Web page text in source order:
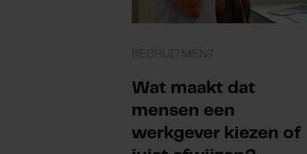
Wat maakt dat
mensen een
werkgever kiezen of